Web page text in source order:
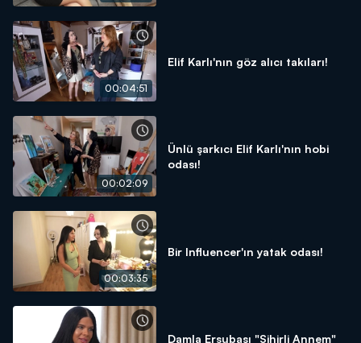
00:04:51
Elif Karlı'nın göz alıcı takıları!
00:02:09
Ünlü şarkıcı Elif Karlı'nın hobi
odası!
00:03:35
Bir Influencer'ın yatak odası!
Damla Ersubaşı "Sihirli Annem"